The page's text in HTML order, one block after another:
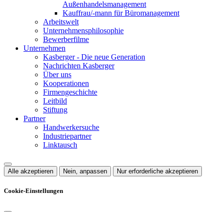
Außenhandelsmanagement
Kauffrau/-mann für Büromanagement
Arbeitswelt
Unternehmensphilosophie
Bewerberfilme
Unternehmen
Kasberger - Die neue Generation
Nachrichten Kasberger
Über uns
Kooperationen
Firmengeschichte
Leitbild
Stiftung
Partner
Handwerkersuche
Industriepartner
Linktausch
Alle akzeptieren Nein, anpassen Nur erforderliche akzeptieren
Cookie-Einstellungen